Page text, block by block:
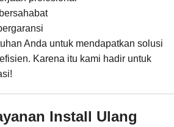
Anda untuk mendapatkan solusi
Karena itu kami hadir untuk
Install Ulang